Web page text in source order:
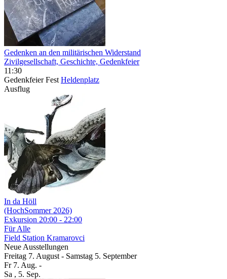
Gedenken an den militärischen Widerstand
Zivilgesellschaft, Geschichte, Gedenkfeier
11:30
GedenkfeierFest Heldenplatz
Ausflug
In da Höll
(HochSommer 2026)
Exkursion 20:00 - 22:00
Für Alle
Field Station Kramarovci
Neue Ausstellungen
Freitag 7. August - Samstag 5. September
Fr 7. Aug. -
Sa , 5. Sep.